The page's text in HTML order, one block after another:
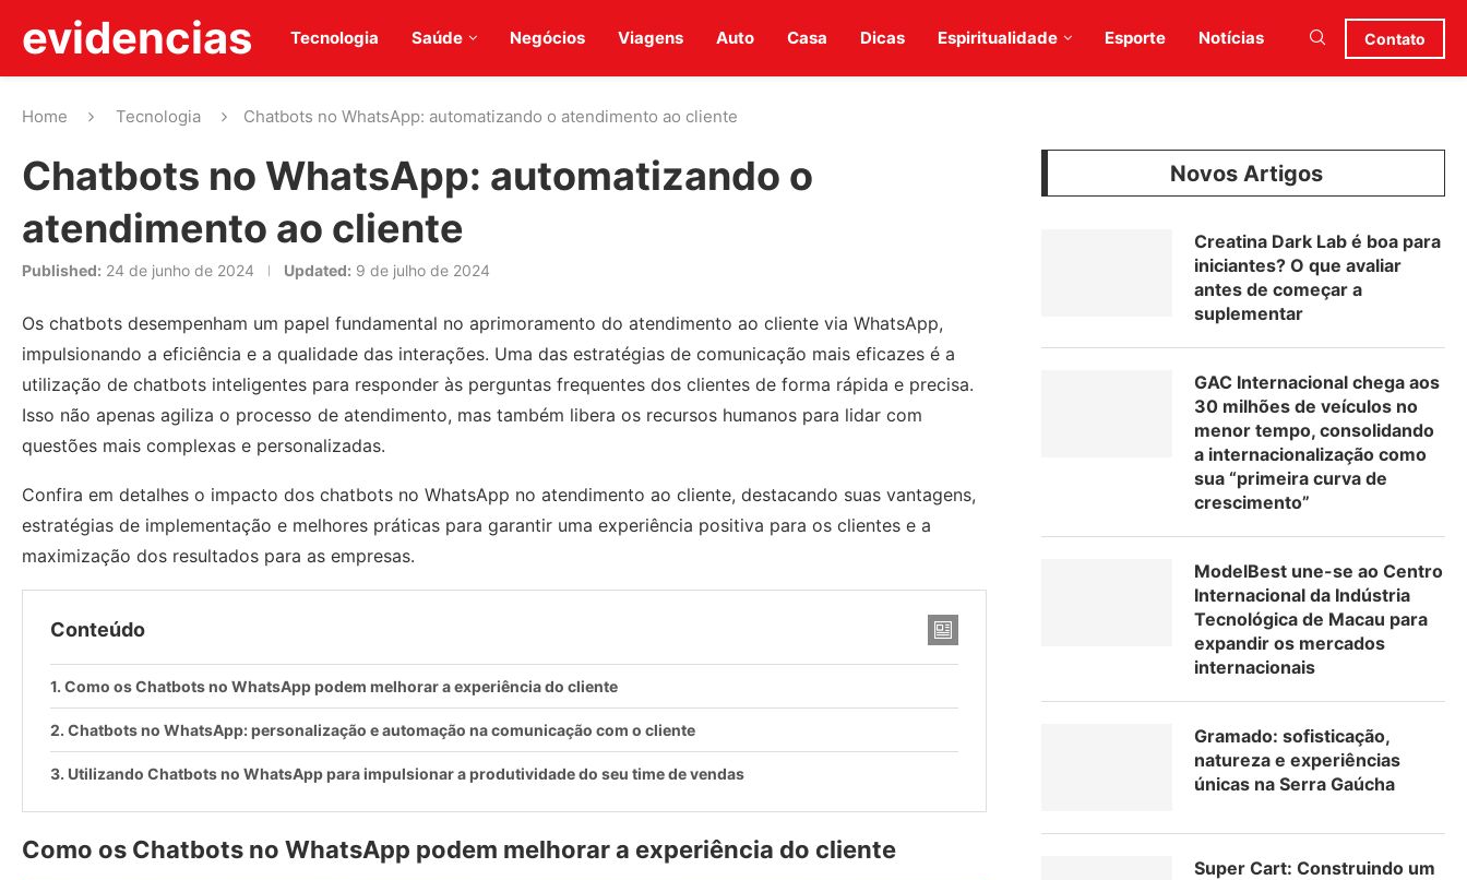
evidencias Tecnologia Saúde Negócios Viagens Auto Casa Dicas Espiritualidade Esporte Notícias Contato
Home Tecnologia Chatbots no WhatsApp: automatizando o atendimento ao cliente
Chatbots no WhatsApp: automatizando o
atendimento ao cliente
Published: 24 de junho de 2024 Updated: 9 de julho de 2024
Os chatbots desempenham um papel fundamental no aprimoramento do atendimento ao cliente via WhatsApp,
impulsionando a eficiência e a qualidade das interações. Uma das estratégias de comunicação mais eficazes é a
utilização de chatbots inteligentes para responder às perguntas frequentes dos clientes de forma rápida e precisa.
Isso não apenas agiliza o processo de atendimento, mas também libera os recursos humanos para lidar com
questões mais complexas e personalizadas.
Confira em detalhes o impacto dos chatbots no WhatsApp no atendimento ao cliente, destacando suas vantagens,
estratégias de implementação e melhores práticas para garantir uma experiência positiva para os clientes e a
maximização dos resultados para as empresas.
Conteúdo
Como os Chatbots no WhatsApp podem melhorar a experiência do cliente
Chatbots no WhatsApp: personalização e automação na comunicação com o cliente
Utilizando Chatbots no WhatsApp para impulsionar a produtividade do seu time de vendas
Como os Chatbots no WhatsApp podem melhorar a experiência do cliente
Novos Artigos
Creatina Dark Lab é boa para
iniciantes? O que avaliar
antes de começar a
suplementar
GAC Internacional chega aos
30 milhões de veículos no
menor tempo, consolidando
a internacionalização como
sua “primeira curva de
crescimento”
ModelBest une-se ao Centro
Internacional da Indústria
Tecnológica de Macau para
expandir os mercados
internacionais
Gramado: sofisticação,
natureza e experiências
únicas na Serra Gaúcha
Super Cart: Construindo um